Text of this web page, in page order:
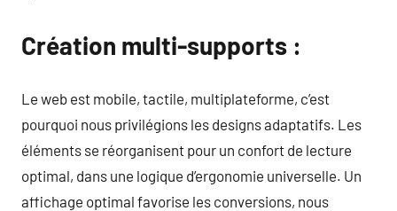
Création multi-supports :
Le web est mobile, tactile, multiplateforme, c’est
pourquoi nous privilégions les designs adaptatifs. Les
éléments se réorganisent pour un confort de lecture
optimal, dans une logique d’ergonomie universelle. Un
affichage optimal favorise les conversions, nous